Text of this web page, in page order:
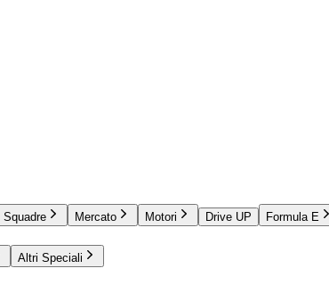
Squadre Mercato Motori Drive UP Formula E
Altri Speciali